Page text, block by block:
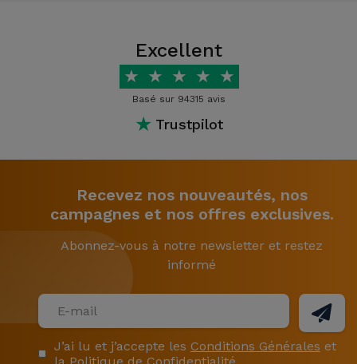
Excellent
★ ★ ★ ★ ★
Basé sur 94315 avis
★ Trustpilot
Recevez nos nouveautés, nos
campagnes et nos offres exclusives.
Abonnez-vous à notre newsletter et restez
informé
J’ai lu et j’accepte les Conditions Générales et